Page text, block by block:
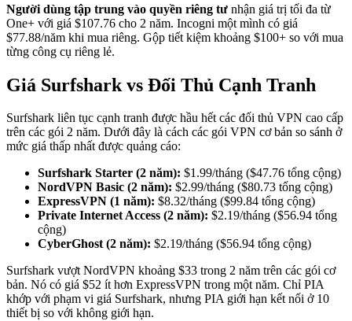
Người dùng tập trung vào quyền riêng tư nhận giá trị tối đa từ
One+ với giá $107.76 cho 2 năm. Incogni một mình có giá
$77.88/năm khi mua riêng. Gộp tiết kiệm khoảng $100+ so với mua
từng công cụ riêng lẻ.
Giá Surfshark vs Đối Thủ Cạnh Tranh
Surfshark liên tục cạnh tranh được hầu hết các đối thủ VPN cao cấp
trên các gói 2 năm. Dưới đây là cách các gói VPN cơ bản so sánh ở
mức giá thấp nhất được quảng cáo:
Surfshark Starter (2 năm): $1.99/tháng ($47.76 tổng cộng)
NordVPN Basic (2 năm): $2.99/tháng ($80.73 tổng cộng)
ExpressVPN (1 năm): $8.32/tháng ($99.84 tổng cộng)
Private Internet Access (2 năm): $2.19/tháng ($56.94 tổng
cộng)
CyberGhost (2 năm): $2.19/tháng ($56.94 tổng cộng)
Surfshark vượt NordVPN khoảng $33 trong 2 năm trên các gói cơ
bản. Nó có giá $52 ít hơn ExpressVPN trong một năm. Chỉ PIA
khớp với phạm vi giá Surfshark, nhưng PIA giới hạn kết nối ở 10
thiết bị so với không giới hạn.